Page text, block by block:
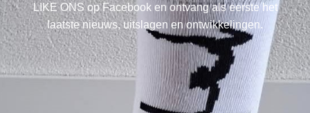
LIKE ONS op Facebook en ontvang als eerste het
laatste nieuws, uitslagen en ontwikkelingen.